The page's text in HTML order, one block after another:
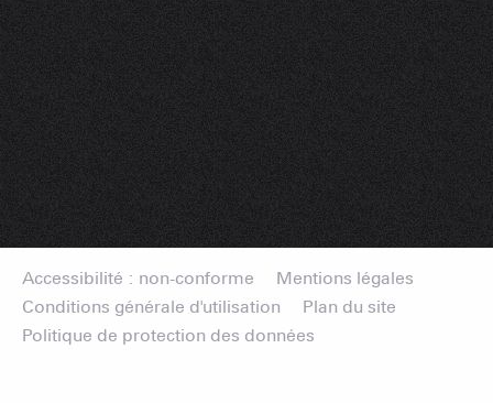
Accessibilité : non-conforme
Mentions légales
Conditions générale d'utilisation
Plan du site
Politique de protection des données